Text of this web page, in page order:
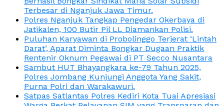
Terbesar di Nganjuk Jawa Timur.
Polres Nganjuk Tangkap Pengedar Okerbaya di
Jatikalen, 100 Butir Pil LL Diamankan Polisi.
Puluhan Karyawan di Probolinggo Terjerat ‘Lintah
Darat’, Aparat Diminta Bongkar Dugaan Praktik
Rentenir Oknum Pegawai di PT Secco Nusantara
Sambut HUT Bhayangkara ke-79 Tahun 2025,
Polres Jombang Kunjungi Anggota Yang Sakit,
Purna Polri dan Warakawuri.
Satpas Satlantas Polres Kediri Kota Tuai Apresiasi